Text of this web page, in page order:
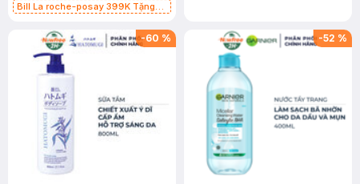
Bill La roche-posay 399K Tặng
(SL có hạn)
-60 % -52 %